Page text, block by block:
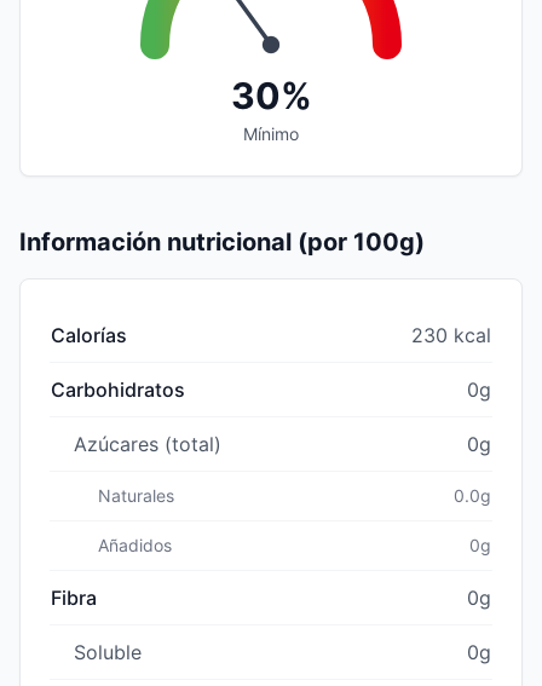
30%
Mínimo
Información nutricional (por 100g)
Calorías 230 kcal
Carbohidratos 0g
Azúcares (total) 0g
Naturales 0.0g
Añadidos 0g
Fibra 0g
Soluble 0g